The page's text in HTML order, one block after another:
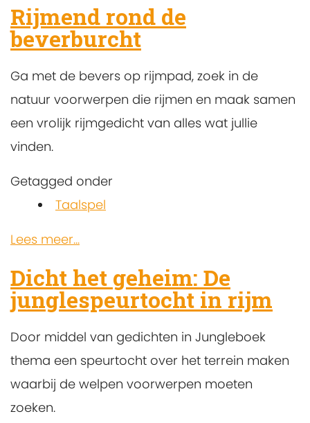
Rijmend rond de
beverburcht
Ga met de bevers op rijmpad, zoek in de
natuur voorwerpen die rijmen en maak samen
een vrolijk rijmgedicht van alles wat jullie
vinden.
Getagged onder
Taalspel
Lees meer...
Dicht het geheim: De
junglespeurtocht in rijm
Door middel van gedichten in Jungleboek
thema een speurtocht over het terrein maken
waarbij de welpen voorwerpen moeten
zoeken.